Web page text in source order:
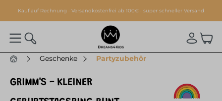
springen
Kauf auf Rechnung · Versandkostenfrei ab 100€ · super schneller Versand
Geschenke Partyzubehör
GRIMM'S - KLEINER